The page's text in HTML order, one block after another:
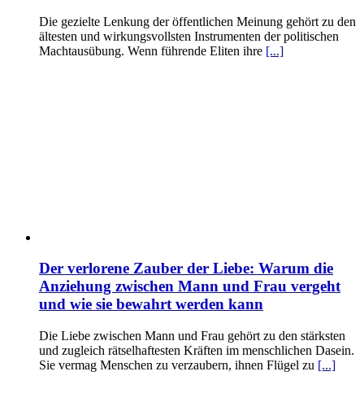
Die gezielte Lenkung der öffentlichen Meinung gehört zu den
ältesten und wirkungsvollsten Instrumenten der politischen
Machtausübung. Wenn führende Eliten ihre [...]
Der verlorene Zauber der Liebe: Warum die
Anziehung zwischen Mann und Frau vergeht
und wie sie bewahrt werden kann
Die Liebe zwischen Mann und Frau gehört zu den stärksten
und zugleich rätselhaftesten Kräften im menschlichen Dasein.
Sie vermag Menschen zu verzaubern, ihnen Flügel zu [...]